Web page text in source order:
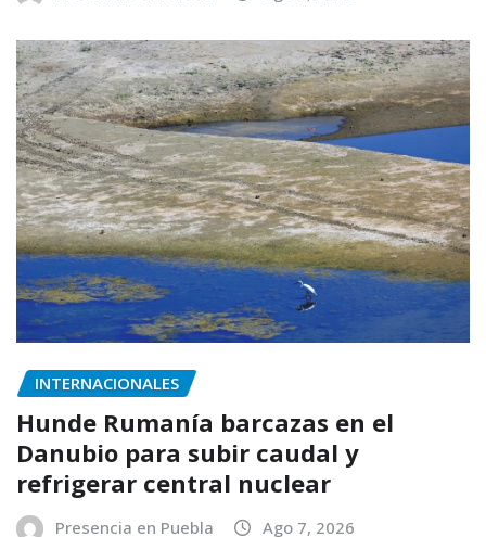
INTERNACIONALES
Hunde Rumanía barcazas en el
Danubio para subir caudal y
refrigerar central nuclear
Presencia en Puebla Ago 7, 2026